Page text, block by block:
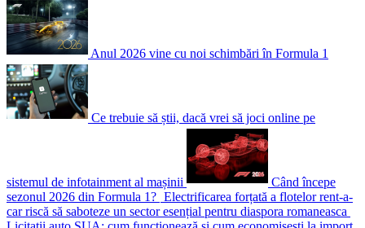
Anul 2026 vine cu noi schimbări în Formula 1
Ce trebuie să știi, dacă vrei să joci online pe
sistemul de infotainment al mașinii
Când începe
sezonul 2026 din Formula 1? Electrificarea forțată a flotelor rent-a-
car riscă să saboteze un sector esențial pentru diaspora romaneasca